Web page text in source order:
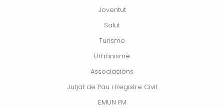
Joventut
Salut
Turisme
Urbanisme
Associacions
Jutjat de Pau i Registre Civil
EMUN FM